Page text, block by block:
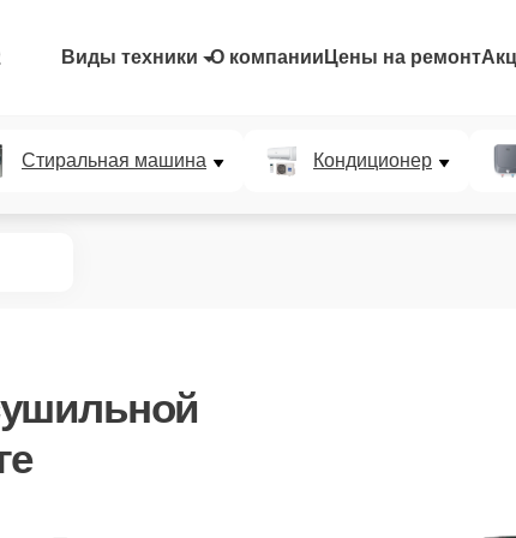
Виды техники О компании Цены на ремонт
Стиральная машина Кондиционер